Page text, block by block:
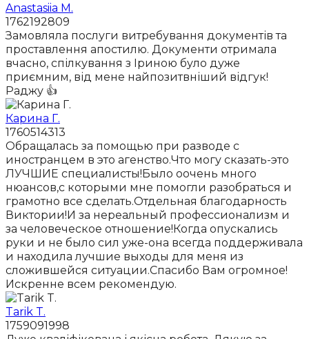
Anastasiia M.
1762192809
Замовляла послуги витребування документів та
проставлення апостилю. Документи отримала
вчасно, спілкування з Іриною було дуже
приємним, від мене найпозитвніший відгук!
Раджу 👍
Карина Г.
1760514313
Обращалась за помощью при разводе с
иностранцем в это агенство.Что могу сказать-это
ЛУЧШИЕ специалисты!Было оочень много
нюансов,с которыми мне помогли разобраться и
грамотно все сделать.Отдельная благодарность
Виктории!И за нереальный профессионализм и
за человеческое отношение!Когда опускались
руки и не было сил уже-она всегда поддерживала
и находила лучшие выходы для меня из
сложившейся ситуации.Спасибо Вам огромное!
Искренне всем рекомендую.
Tarik T.
1759091998